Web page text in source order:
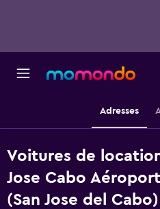
Adresses
Voitures de
Jose Cabo
(San Jose del Cabo)